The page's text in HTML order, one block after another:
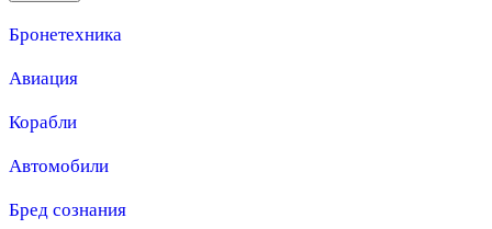
Бронетехника
Авиация
Корабли
Автомобили
Бред сознания